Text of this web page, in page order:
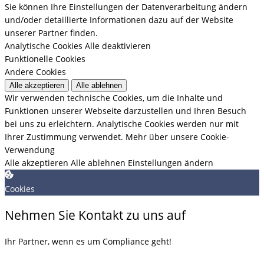
Sie können Ihre Einstellungen der Datenverarbeitung ändern
und/oder detaillierte Informationen dazu auf der Website
unserer Partner finden.
Analytische Cookies Alle deaktivieren
Funktionelle Cookies
Andere Cookies
Alle akzeptieren Alle ablehnen
Wir verwenden technische Cookies, um die Inhalte und
Funktionen unserer Webseite darzustellen und Ihren Besuch
bei uns zu erleichtern. Analytische Cookies werden nur mit
Ihrer Zustimmung verwendet. Mehr über unsere Cookie-
Verwendung
Alle akzeptieren Alle ablehnen Einstellungen ändern
Cookies
Nehmen Sie Kontakt zu uns auf
Ihr Partner, wenn es um Compliance geht!